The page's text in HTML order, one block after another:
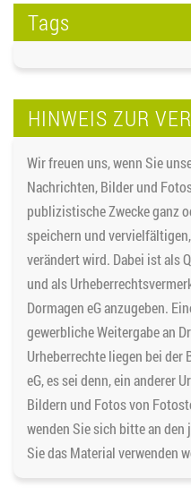
Tags
HINWEIS ZUR
Wir freuen uns, wenn Sie
Nachrichten, Bilder und
publizistische Zwecke ganz
speichern und
verändert wird. Dabei ist als
und als
Dormagen eG anzugeben.
gewerbliche Weitergabe an
Urheberrechte liegen bei der
eG, es sei denn, ein anderer
Bildern und Fotos von
wenden Sie sich bitte an den
Sie das Material verwenden